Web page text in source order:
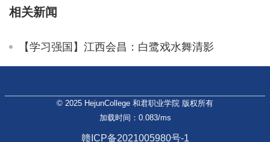
相关新闻
【学习强国】江西会昌：白鹭戏水舞清影
© 2025 HejunCollege 和君职业学院 版权所有
加载时间：0.083/ms
赣ICP备2021005980号-1